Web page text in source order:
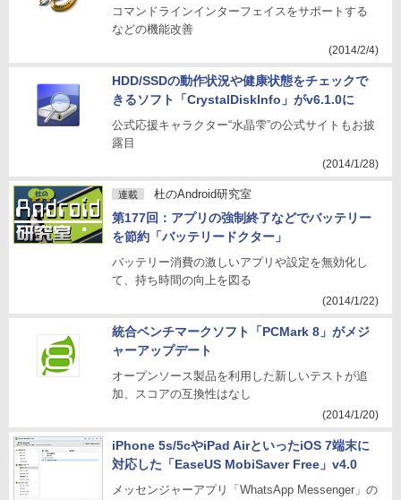
コマンドラインインターフェイスをサポートする
などの機能改善
(2014/2/4)
HDD/SSDの動作状況や健康状態をチェックで
きるソフト「CrystalDiskInfo」がv6.1.0に
公式応援キャラクター“水晶雫”の公式サイトもお披
露目
(2014/1/28)
連載 杜のAndroid研究室
第177回：アプリの強制終了などでバッテリー
を節約「バッテリードクター」
バッテリー消費の激しいアプリや設定を無効化し
て、持ち時間の向上を図る
(2014/1/22)
統合ベンチマークソフト「PCMark 8」がメジ
ャーアップデート
オープンソース製品を利用した新しいテストが追
加、スコアの互換性はなし
(2014/1/20)
iPhone 5s/5cやiPad AirといったiOS 7端末に
対応した「EaseUS MobiSaver Free」v4.0
メッセンジャーアプリ「WhatsApp Messenger」の